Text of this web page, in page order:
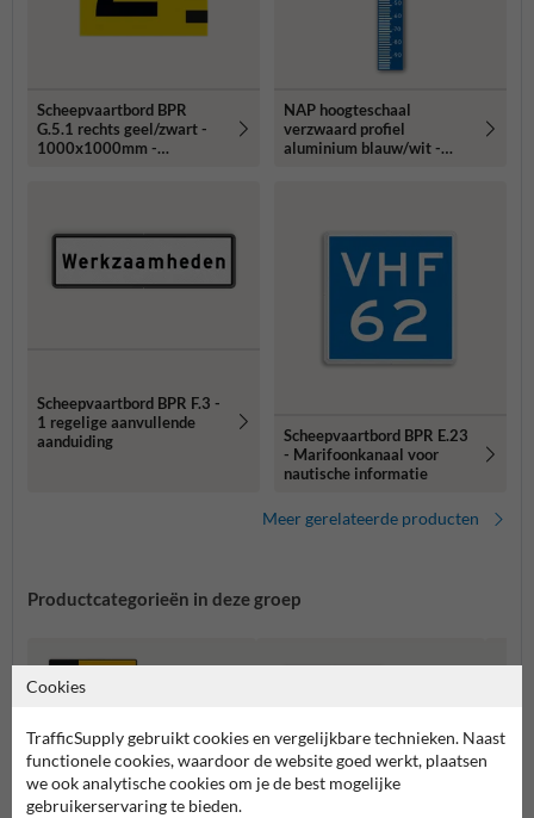
Scheepvaartbord BPR
G.5.1 rechts geel/zwart -
1000x1000mm -
NAP hoogteschaal
verzwaard profiel
aluminium blauw/wit -
Scheepvaartbord BPR F.3 -
1 regelige aanvullende
aanduiding
Scheepvaartbord BPR E.23
- Marifoonkanaal voor
nautische informatie
Meer gerelateerde producten
Productcategorieën in deze groep
Cookies
TrafficSupply gebruikt cookies en vergelijkbare technieken. Naast
functionele cookies, waardoor de website goed werkt, plaatsen
we ook analytische cookies om je de best mogelijke
gebruikerservaring te bieden.